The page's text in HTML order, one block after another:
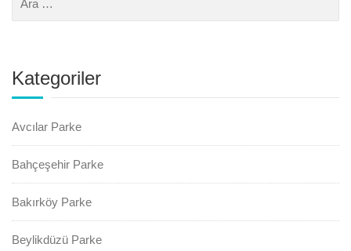
Kategoriler
Avcılar Parke
Bahçeşehir Parke
Bakırköy Parke
Beylikdüzü Parke